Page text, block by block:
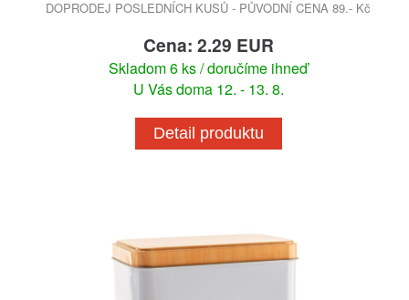
DOPRODEJ POSLEDNÍCH KUSŮ - PŮVODNÍ CENA 89.- Kč
Cena: 2.29 EUR
Skladom 6 ks / doručíme ihneď
U Vás doma 12. - 13. 8.
Detail produktu